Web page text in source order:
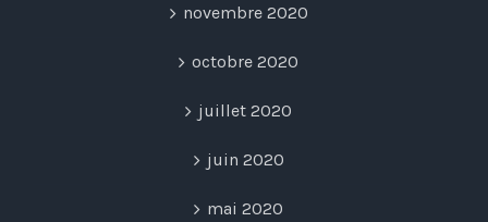
novembre 2020
octobre 2020
juillet 2020
juin 2020
mai 2020